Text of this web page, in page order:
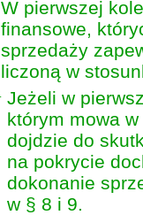
W pierwszej
finansowe,
sprzedaży
liczoną w
Jeżeli w
którym mowa
dojdzie do
na pokrycie
dokonanie
w § 8 i 9.